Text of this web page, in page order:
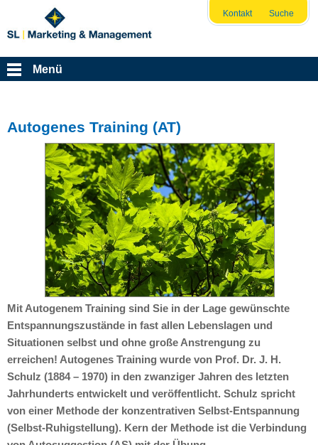
Kontakt Suche
Menü
Autogenes Training (AT)
Mit Autogenem Training sind Sie in der Lage gewünschte
Entspannungszustände in fast allen Lebenslagen und
Situationen selbst und ohne große Anstrengung zu
erreichen! Autogenes Training wurde von Prof. Dr. J. H.
Schulz (1884 – 1970) in den zwanziger Jahren des letzten
Jahrhunderts entwickelt und veröffentlicht. Schulz spricht
von einer Methode der konzentrativen Selbst-Entspannung
(Selbst-Ruhigstellung). Kern der Methode ist die Verbindung